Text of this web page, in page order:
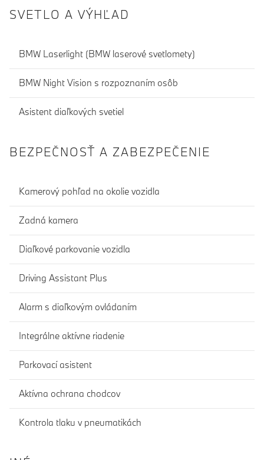
SVETLO A VÝHĽAD
BMW Laserlight (BMW laserové svetlomety)
BMW Night Vision s rozpoznaním osôb
Asistent diaľkových svetiel
BEZPEČNOSŤ A ZABEZPEČENIE
Kamerový pohľad na okolie vozidla
Zadná kamera
Diaľkové parkovanie vozidla
Driving Assistant Plus
Alarm s diaľkovým ovládaním
Integrálne aktívne riadenie
Parkovací asistent
Aktívna ochrana chodcov
Kontrola tlaku v pneumatikách